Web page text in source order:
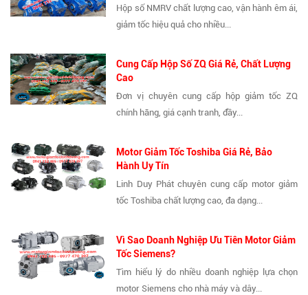
Hộp số NMRV chất lượng cao, vận hành êm ái,
giảm tốc hiệu quả cho nhiều...
Cung Cấp Hộp Số ZQ Giá Rẻ, Chất Lượng
Cao
Đơn vị chuyên cung cấp hộp giảm tốc ZQ
chính hãng, giá cạnh tranh, đầy...
Motor Giảm Tốc Toshiba Giá Rẻ, Bảo
Hành Uy Tín
Linh Duy Phát chuyên cung cấp motor giảm
tốc Toshiba chất lượng cao, đa dạng...
Vì Sao Doanh Nghiệp Ưu Tiên Motor Giảm
Tốc Siemens?
Tìm hiểu lý do nhiều doanh nghiệp lựa chọn
motor Siemens cho nhà máy và dây...